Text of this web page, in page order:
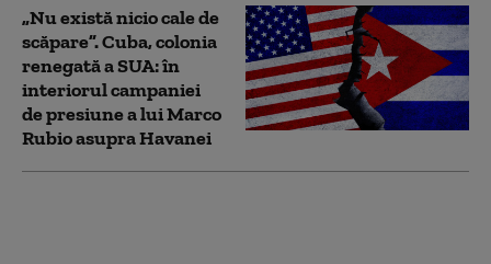
„Nu există nicio cale de
scăpare”. Cuba, colonia
renegată a SUA: în
interiorul campaniei
de presiune a lui Marco
Rubio asupra Havanei